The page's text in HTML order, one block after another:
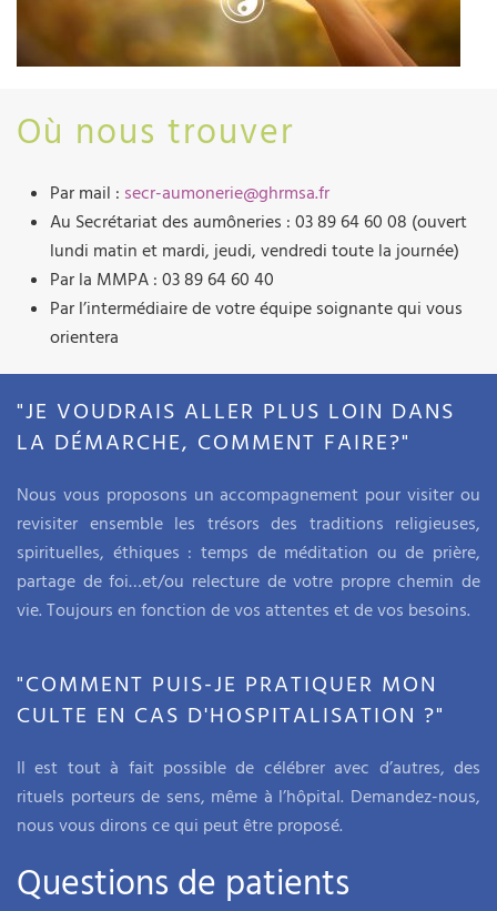
Où nous trouver
Par mail : secr-aumonerie@ghrmsa.fr
Au Secrétariat des aumôneries : 03 89 64 60 08 (ouvert
lundi matin et mardi, jeudi, vendredi toute la journée)
Par la MMPA : 03 89 64 60 40
Par l’intermédiaire de votre équipe soignante qui vous
orientera
"JE VOUDRAIS ALLER PLUS LOIN DANS
LA DÉMARCHE, COMMENT FAIRE?"
Nous vous proposons un accompagnement pour visiter ou
revisiter ensemble les trésors des traditions religieuses,
spirituelles, éthiques : temps de méditation ou de prière,
partage de foi…et/ou relecture de votre propre chemin de
vie. Toujours en fonction de vos attentes et de vos besoins.
"COMMENT PUIS-JE PRATIQUER MON
CULTE EN CAS D'HOSPITALISATION ?"
Il est tout à fait possible de célébrer avec d’autres, des
rituels porteurs de sens, même à l’hôpital. Demandez-nous,
nous vous dirons ce qui peut être proposé.
Questions de patients